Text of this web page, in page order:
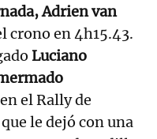
Adrien van
crono en 4h15.43.
Luciano
el Rally de
le dejó con una